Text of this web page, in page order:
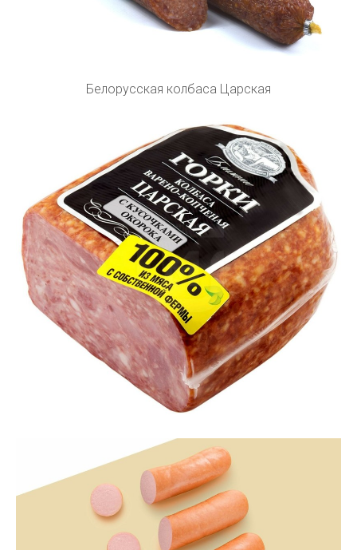
Белорусская колбаса Царская